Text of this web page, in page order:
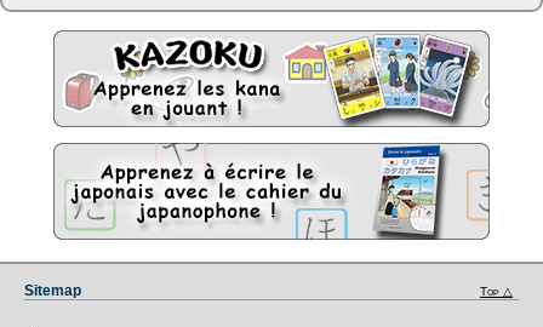
Sitemap Top △